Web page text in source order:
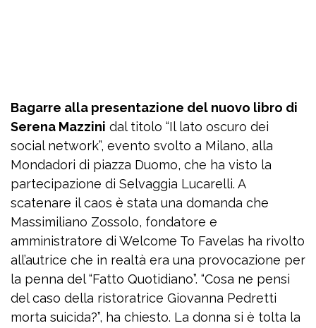
Bagarre alla presentazione del nuovo libro di
Serena Mazzini dal titolo “Il lato oscuro dei
social network”, evento svolto a Milano, alla
Mondadori di piazza Duomo, che ha visto la
partecipazione di Selvaggia Lucarelli. A
scatenare il caos è stata una domanda che
Massimiliano Zossolo, fondatore e
amministratore di Welcome To Favelas ha rivolto
all’autrice che in realtà era una provocazione per
la penna del “Fatto Quotidiano”. “Cosa ne pensi
del caso della ristoratrice Giovanna Pedretti
morta suicida?”, ha chiesto. La donna si è tolta la